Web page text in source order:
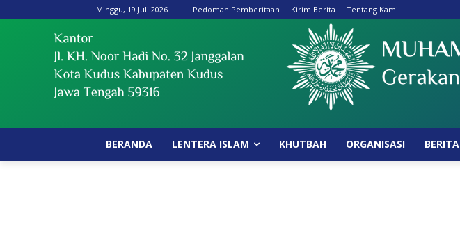
Minggu, 19 Juli 2026 Pedoman Pemberitaan Kirim Berita Tentang Kami
BERANDA LENTERA ISLAM KHUTBAH ORGANISASI BERITA